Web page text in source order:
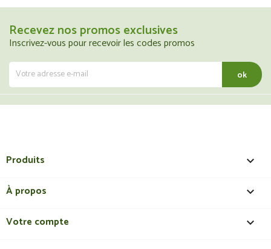
Recevez nos promos exclusives
Inscrivez-vous pour recevoir les codes promos
Produits 
À propos 
Votre compte 